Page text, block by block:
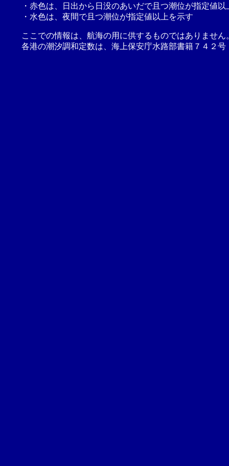
・赤色は、日出から日没のあいだで且つ潮位が指定値以
・水色は、夜間で且つ潮位が指定値以上を示す
ここでの情報は、航海の用に供するものではありませ
各港の潮汐調和定数は、海上保安庁水路部書籍７４２